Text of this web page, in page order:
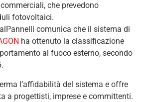
che prevedono
fotovoltaici.
comunica che il sistema di
ha ottenuto la classificazione
al fuoco esterno, secondo
l’affidabilità del sistema e offre
a progettisti, imprese e committenti.